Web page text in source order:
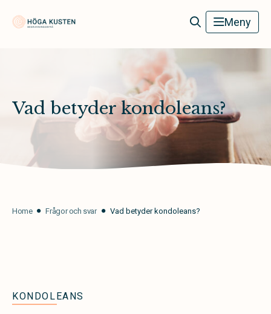
Höga Kusten Begravningsbyrå Meny
Vad betyder kondoleans?
Home Frågor och svar Vad betyder kondoleans?
KONDOLEANS